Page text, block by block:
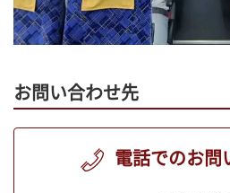
お問い合わせ先
電話でのお問